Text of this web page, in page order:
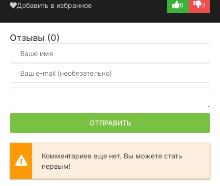
Добавить в избранное 0 0
Отзывы (0)
ОТПРАВИТЬ
Комментариев еще нет. Вы можете стать
первым!